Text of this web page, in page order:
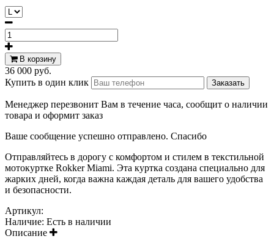
В корзину
36 000 руб.
Купить в один клик
Менеджер перезвонит Вам в течение часа, сообщит о наличии
товара и оформит заказ
Ваше сообщение успешно отправлено. Спасибо
Отправляйтесь в дорогу с комфортом и стилем в текстильной
мотокуртке Rokker Miami. Эта куртка создана специально для
жарких дней, когда важна каждая деталь для вашего удобства
и безопасности.
Артикул:
Наличие: Есть в наличии
Описание